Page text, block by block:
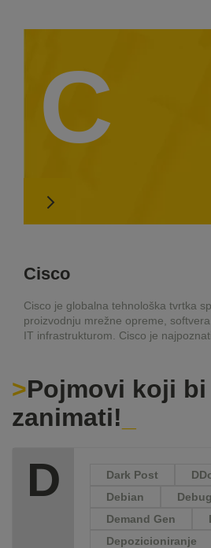
C
Cisco
Cisco je globalna tehnološka tvrtka
proizvodnju mrežne opreme,
IT infrastrukturom. Cisco je
Pojmovi koji
zanimati!
D Dark Post
Debian
Demand Gen
Depozicioniranje